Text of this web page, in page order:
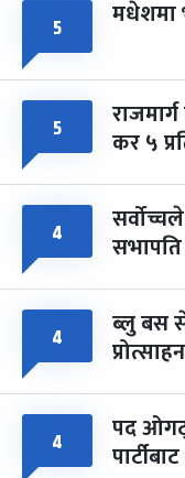
५ मधेशमा
५ कर ५
४
४ ब्लु बस
४ पद